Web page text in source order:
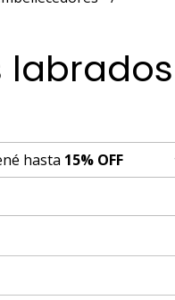
labrados
hasta 15% OFF